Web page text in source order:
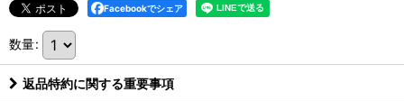
Facebookでシェア
数量:
返品特約に関する重要事項